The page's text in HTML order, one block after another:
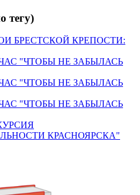
тегу)
БРЕСТСКОЙ КРЕПОСТИ:
"ЧТОБЫ НЕ ЗАБЫЛАСЬ
"ЧТОБЫ НЕ ЗАБЫЛАСЬ
"ЧТОБЫ НЕ ЗАБЫЛАСЬ
КРАСНОЯРСКА"